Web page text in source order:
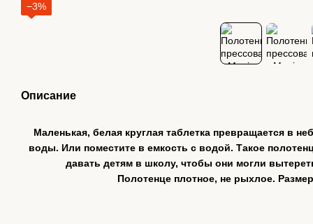
−3%
Описание
Маленькая, белая круглая таблетка превращается в
воды. Или поместите в емкость с водой. Такое
давать детям в школу, чтобы они могли
Полотенце плотное, не рыхлое.